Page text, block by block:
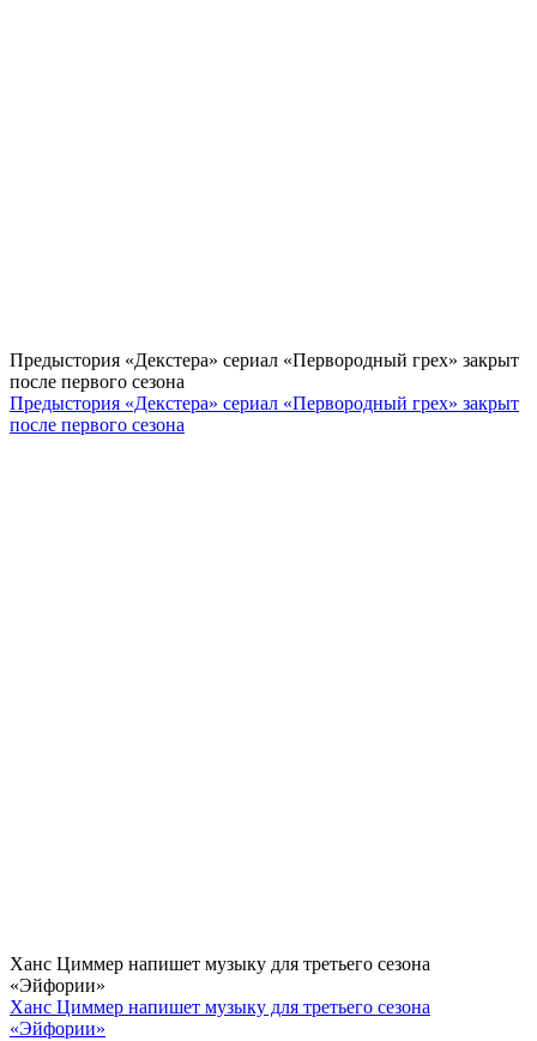
Предыстория «Декстера» сериал «Первородный грех» закрыт
после первого сезона
Предыстория «Декстера» сериал «Первородный грех» закрыт
после первого сезона
Ханс Циммер напишет музыку для третьего сезона
«Эйфории»
Ханс Циммер напишет музыку для третьего сезона
«Эйфории»